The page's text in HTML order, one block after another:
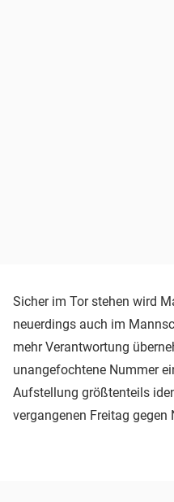
Sicher im Tor stehen wird
neuerdings auch im
mehr Verantwortung
unangefochtene Nummer
Aufstellung größtenteils
vergangenen Freitag gegen